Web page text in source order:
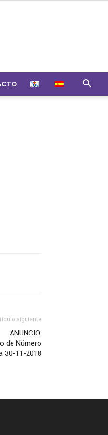
siguiente
ANUNCIO:
de Número
30-11-2018